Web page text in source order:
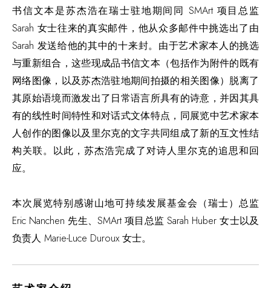
书信文本是苏杰浩在瑞士驻地期间同 SMArt 项目总监
Sarah 女士往来的真实邮件，他从众多邮件中挑选出了由
Sarah 发送给他的其中的十来封。由于艺术家本人的挑选
与重新组合，这些现成品书信文本（包括作为附件的既有
网络图像，以及苏杰浩驻地期间拍摄的相关图像）脱离了
其原始语境而激发出了日常语言所具有的诗意，并因其具
有的线性时间特性和对话式文体特点，同展览中艺术家本
人创作的图像以及里尔克的文字共同组成了新的互文性结
构关联。以此，苏杰浩完成了对诗人里尔克的追思和回
应。
本次展览特别感谢山地可持续发展基金会（瑞士）总监
Eric Nanchen 先生、SMArt 项目总监 Sarah Huber 女士以及
负责人 Marie-Luce Duroux 女士。